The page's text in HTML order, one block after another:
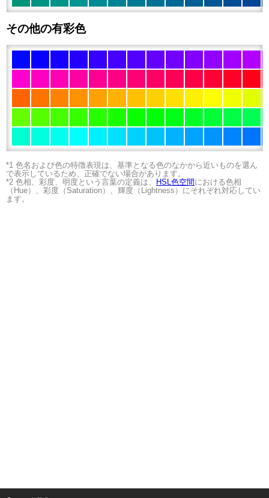
その他の有彩色
*1 色名および色の特徴表現は、基準となる色のなかから近いものを選ん
で表示しているため、正確でない場合があります。
*2 色相、彩度、明度という言葉の定義は、
HSL色空間 における色相
（Hue）、彩度（Saturation）、輝度（Lightness）にそれぞれ対応してい
ます。